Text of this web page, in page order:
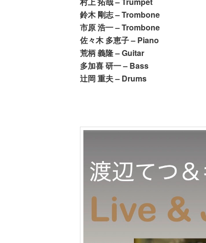
鈴木 剛志 – Trombone
市原 浩一 – Trombone
佐々木 多恵子 – Piano
荒柄 義隆 – Guitar
多加喜 研一 – Bass
辻岡 重夫 – Drums